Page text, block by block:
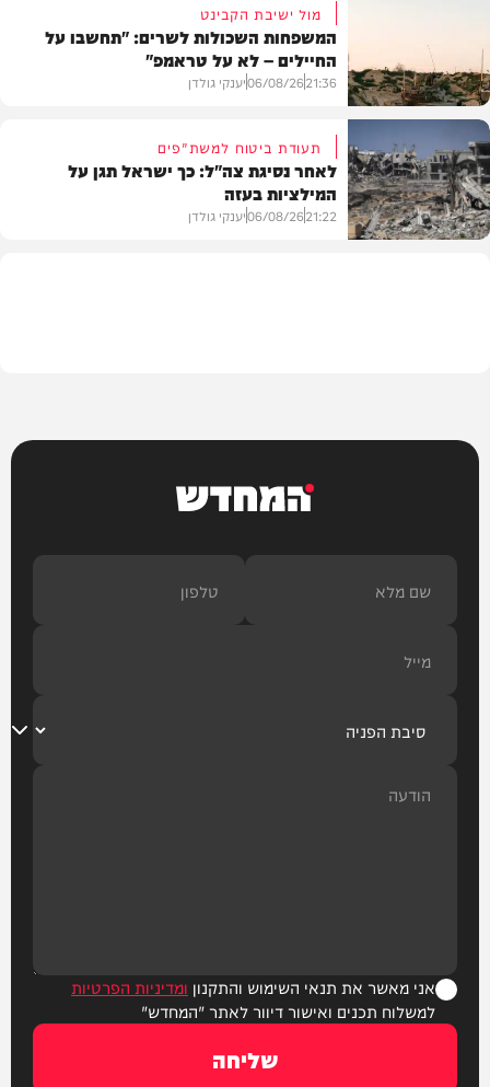
חדשות
צבא וביטחון
מול ישיבת הקבינט
המשפחות השכולות לשרים: "תחשבו על
החיילים – לא על טראמפ"
21:36
06/08/26יענקי גולדן
תעודת ביטוח למשת"פים
לאחר נסיגת צה"ל: כך ישראל תגן על
המילציות בעזה
21:22
06/08/26יענקי גולדן
המחדש
אני מאשר את תנאי השימוש והתקנון ומדיניות הפרטיות
למשלוח תכנים ואישור דיוור לאתר "המחדש"
שליחה